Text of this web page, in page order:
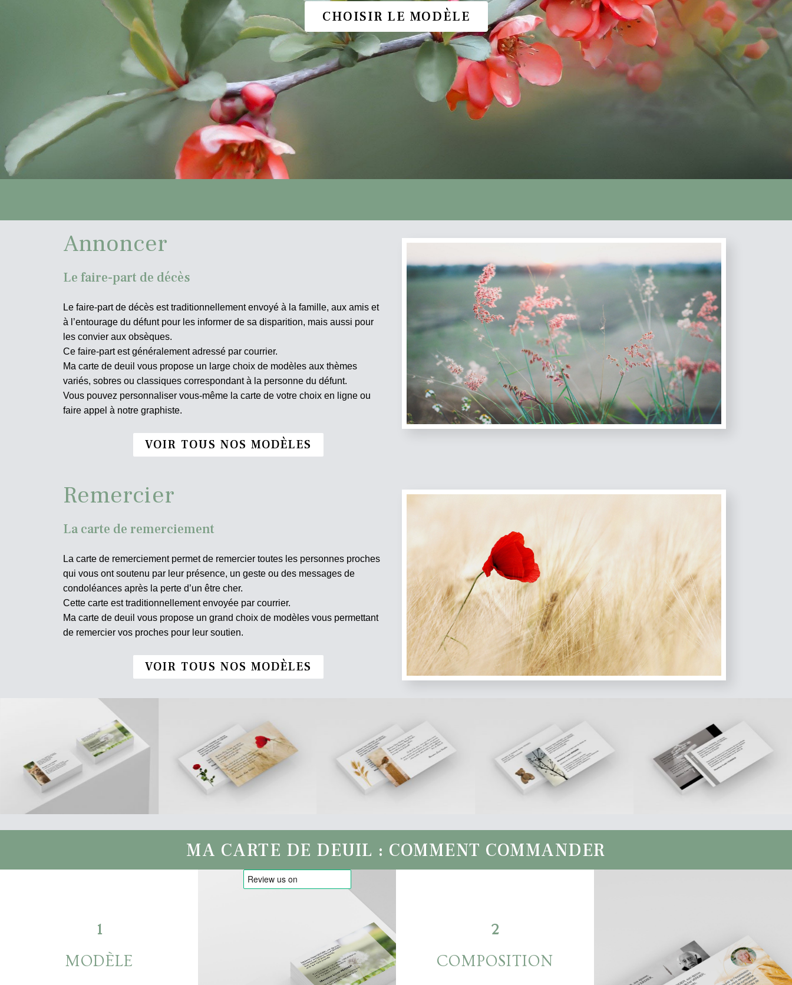
CHOISIR LE MODÈLE
Annoncer
Le faire-part de décès
Le faire-part de décès est traditionnellement envoyé à la famille, aux amis et
à l’entourage du défunt pour les informer de sa disparition, mais aussi pour
les convier aux obsèques.
Ce faire-part est généralement adressé par courrier.
Ma carte de deuil vous propose un large choix de modèles aux thèmes
variés, sobres ou classiques correspondant à la personne du défunt.
Vous pouvez personnaliser vous-même la carte de votre choix en ligne ou
faire appel à notre graphiste.
VOIR TOUS NOS MODÈLES
Remercier
La carte de remerciement
La carte de remerciement permet de remercier toutes les personnes proches
qui vous ont soutenu par leur présence, un geste ou des messages de
condoléances après la perte d’un être cher.
Cette carte est traditionnellement envoyée par courrier.
Ma carte de deuil vous propose un grand choix de modèles vous permettant
de remercier vos proches pour leur soutien.
VOIR TOUS NOS MODÈLES
MA CARTE DE DEUIL : COMMENT COMMANDER
1
MODÈLE
2
COMPOSITION